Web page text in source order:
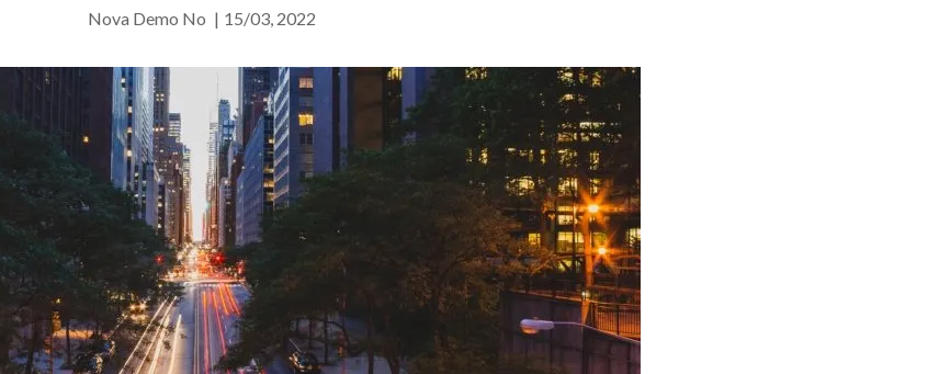
Nova Demo No | 15/03, 2022